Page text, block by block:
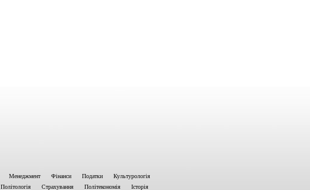
Менеджмент Фінанси Податки
Культурологія
Політологія Страхування Політекономія Історія